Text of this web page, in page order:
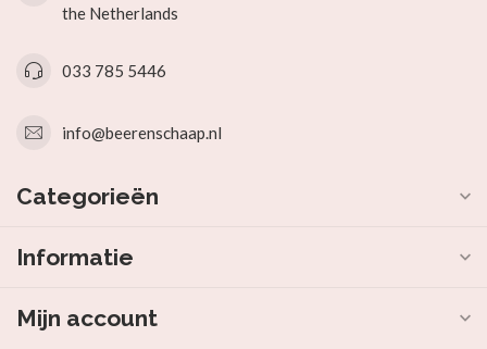
the Netherlands
033 785 5446
info@beerenschaap.nl
Categorieën
Informatie
Mijn account